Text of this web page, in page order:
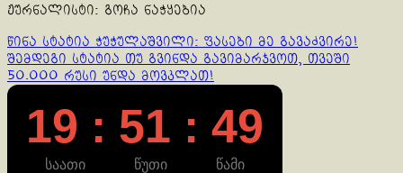
ჟურნალისტი: გოჩა ნაჭყებია
Continue
Reading
წინა სტატია ჭუჭულაშვილი: ფასები მე გავაძვირე!
შემდეგი სტატია თუ გვინდა გავიმარჯვოთ, თვეში
50.000 რუსი უნდა მოვკლათ!
19 : 51 : 50
საათი წუთი წამი